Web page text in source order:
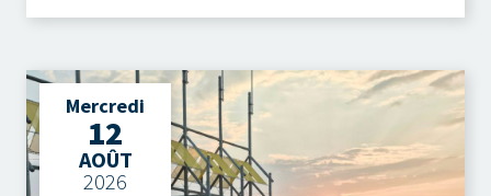
collecte de sang qui se tiendra le mercredi 12
communautaire Adrien-Gauvreau.
Mercredi
12
AOÛT
2026